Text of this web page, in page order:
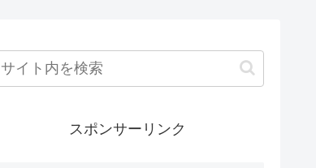
スポンサーリンク